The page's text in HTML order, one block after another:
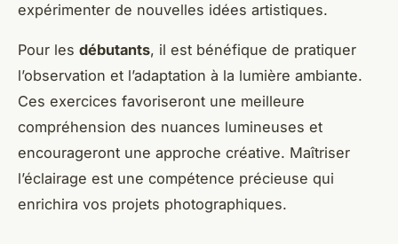
expérimenter de nouvelles idées artistiques.
Pour les débutants, il est bénéfique de pratiquer
l’observation et l’adaptation à la lumière ambiante.
Ces exercices favoriseront une meilleure
compréhension des nuances lumineuses et
encourageront une approche créative. Maîtriser
l’éclairage est une compétence précieuse qui
enrichira vos projets photographiques.